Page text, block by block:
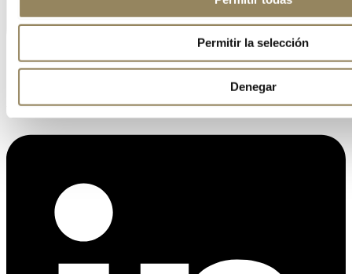
Permitir la selección
Denegar
Linkedin